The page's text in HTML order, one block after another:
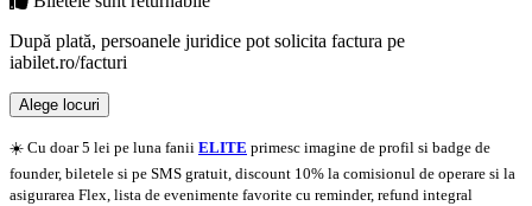
După plată, persoanele juridice pot solicita factura pe
iabilet.ro/facturi
Alege locuri
☀️ Cu doar 5 lei pe luna fanii ELITE primesc imagine de profil si badge de
founder, biletele si pe SMS gratuit, discount 10% la comisionul de operare si la
asigurarea Flex, lista de evenimente favorite cu reminder, refund integral